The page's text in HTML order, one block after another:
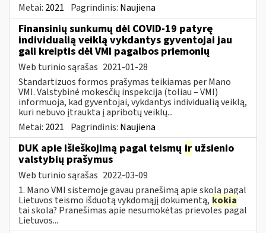
Metai: 2021 Pagrindinis: Naujiena
Finansinių sunkumų dėl COVID-19 patyrę
individualią veiklą vykdantys gyventojai jau
gali kreiptis dėl VMI pagalbos priemonių
Web turinio sąrašas 2021-01-28
Standartizuos formos prašymas teikiamas per Mano
VMI. Valstybinė mokesčių inspekcija (toliau – VMI)
informuoja, kad gyventojai, vykdantys individualią veiklą,
kuri nebuvo įtraukta į apribotų veiklų...
Metai: 2021 Pagrindinis: Naujiena
DUK apie išieškojimą pagal teismų ir užsienio
valstybių prašymus
Web turinio sąrašas 2022-03-09
1. Mano VMI sistemoje gavau pranešimą apie skolą pagal
Lietuvos teismo išduotą vykdomąjį dokumentą, kokia
tai skola? Pranešimas apie nesumokėtas prievoles pagal
Lietuvos...